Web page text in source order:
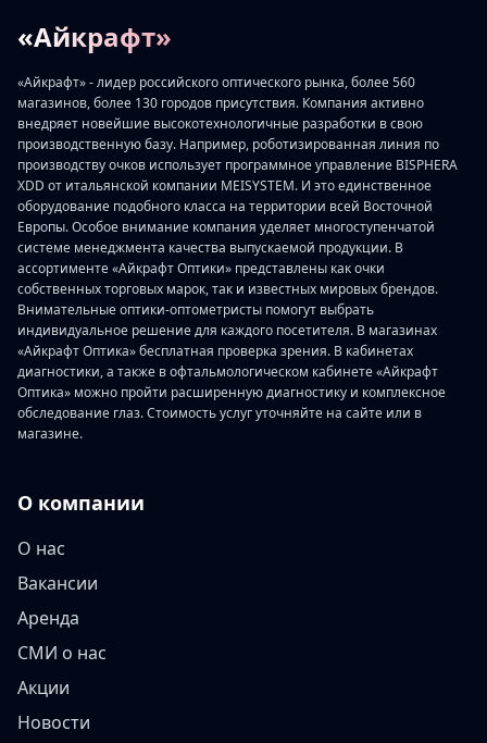
«Айкрафт»
«Айкрафт» - лидер российского оптического рынка, более 560
магазинов, более 130 городов присутствия. Компания активно
внедряет новейшие высокотехнологичные разработки в свою
производственную базу. Например, роботизированная линия по
производству очков использует программное управление BISPHERA
XDD от итальянской компании MEISYSTEM. И это единственное
оборудование подобного класса на территории всей Восточной
Европы. Особое внимание компания уделяет многоступенчатой
системе менеджмента качества выпускаемой продукции. В
ассортименте «Айкрафт Оптики» представлены как очки
собственных торговых марок, так и известных мировых брендов.
Внимательные оптики-оптометристы помогут выбрать
индивидуальное решение для каждого посетителя. В магазинах
«Айкрафт Оптика» бесплатная проверка зрения. В кабинетах
диагностики, а также в офтальмологическом кабинете «Айкрафт
Оптика» можно пройти расширенную диагностику и комплексное
обследование глаз. Стоимость услуг уточняйте на сайте или в
магазине.
О компании
О нас
Вакансии
Аренда
СМИ о нас
Акции
Новости